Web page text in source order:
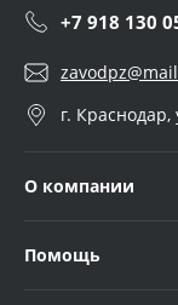
+7 918 130
г.
О компании
Помощь